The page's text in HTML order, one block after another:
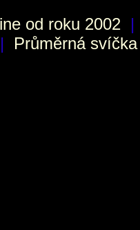
od roku 2002 |
| Průměrná